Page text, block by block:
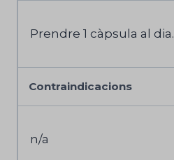
Prendre 1 càpsula al dia.
Contraindicacions
n/a